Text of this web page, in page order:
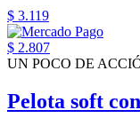
$ 3.119
$ 2.807
UN POCO DE
Pelota soft